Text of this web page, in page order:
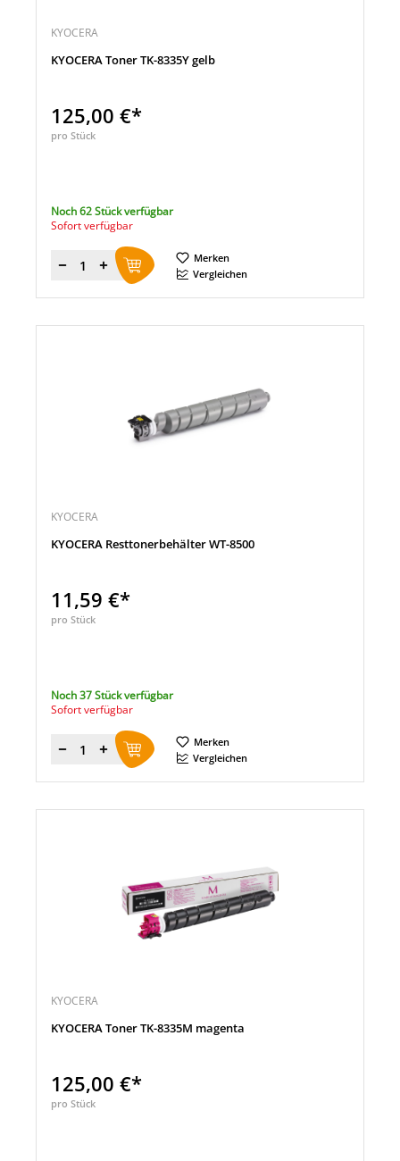
KYOCERA
KYOCERA Toner TK-8335Y gelb
125,00 €*
pro Stück
Noch 62 Stück verfügbar
Sofort verfügbar
Menge
Merken
Vergleichen
KYOCERA
KYOCERA Resttonerbehälter WT-8500
11,59 €*
pro Stück
Noch 37 Stück verfügbar
Sofort verfügbar
Menge
Merken
Vergleichen
KYOCERA
KYOCERA Toner TK-8335M magenta
125,00 €*
pro Stück